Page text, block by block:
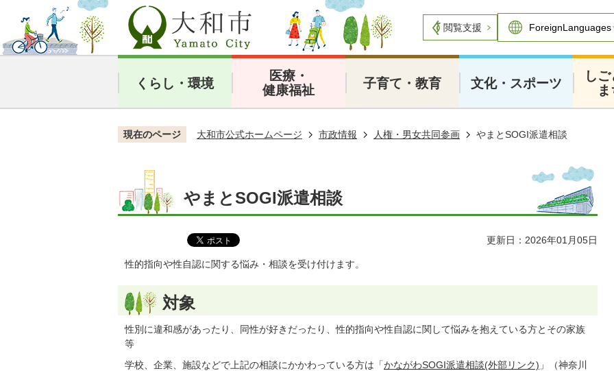
閲覧支援
くらし・環境
医療・
健康福祉
子育て・教育 文化・スポーツ
しご
現在のページ 大和市公式ホームページ 市政情報 人権・男女共同参画 やまとSOGI派遣相談
やまとSOGI派遣相談
更新日：2026年01月05日
性的指向や性自認に関する悩み・相談を受け付けます。
対象
性別に違和感があったり、同性が好きだったり、性的指向や性自認に関して悩みを抱えている方とその家族
等
学校、企業、施設などで上記の相談にかかわっている方は「かながわSOGI派遣相談(外部リンク) 」（神奈川